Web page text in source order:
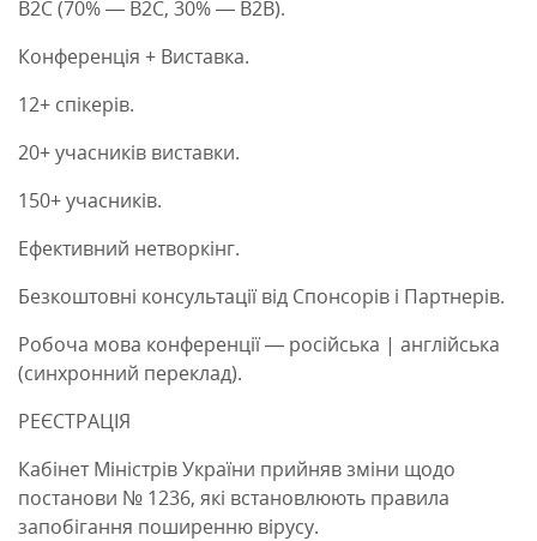
B2С (70% — B2С, 30% — B2В).
Конференція + Виставка.
12+ спікерів.
20+ учасників виставки.
150+ учасників.
Ефективний нетворкінг.
Безкоштовні консультації від Спонсорів і Партнерів.
Робоча мова конференції — російська | англійська
(синхронний переклад).
РЕЄСТРАЦІЯ
Кабінет Міністрів України прийняв зміни щодо
постанови № 1236, які встановлюють правила
запобігання поширенню вірусу.